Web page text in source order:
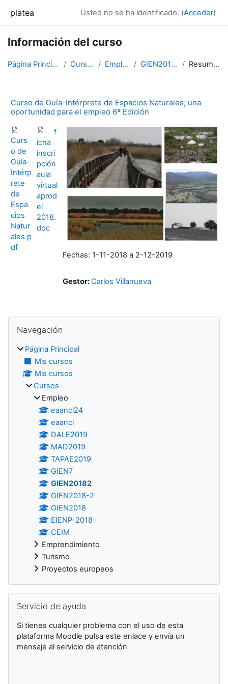
platea Usted no se ha identificado. (Acceder)
Información del curso
Página Principal Cursos Empleo GIEN20182 Resumen
Curso de Guía-Intérprete de Espacios Naturales; una
oportunidad para el empleo 6ª Edición
Curs
o de
Guía-
Intérp
rete
de
Espa
cios
Natur
ales.p
df
f
icha
inscri
pción
aula
virtual
aprod
el
2018.
doc
Fechas: 1-11-2018 a 2-12-2019
Gestor:Carlos Villanueva
Navegación
Página Principal
Mis cursos
Mis cursos
Cursos
Empleo
eaanci24
eaanci
DALE2019
MAD2019
TAPAE2019
GIEN7
GIEN20182
GIEN2018-2
GIEN2018
EIENP-2018
CEIM
Emprendimiento
Turismo
Proyectos europeos
Servicio de ayuda
Si tienes cualquier problema con el uso de esta
plataforma Moodle pulsa este enlace y envía un
mensaje al servicio de atención